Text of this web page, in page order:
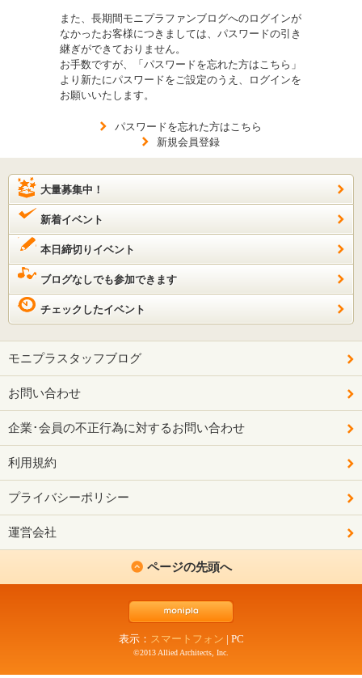
また、長期間モニプラファンブログへのログインが
なかったお客様につきましては、パスワードの引き
継ぎができておりません。
お手数ですが、「パスワードを忘れた方はこちら」
より新たにパスワードをご設定のうえ、ログインを
お願いいたします。
パスワードを忘れた方はこちら
新規会員登録
大量募集中！
新着イベント
本日締切りイベント
ブログなしでも参加できます
チェックしたイベント
モニプラスタッフブログ
お問い合わせ
企業･会員の不正行為に対するお問い合わせ
利用規約
プライバシーポリシー
運営会社
ページの先頭へ
表示： スマートフォン | PC
©2013 Allied Architects, Inc.